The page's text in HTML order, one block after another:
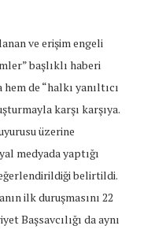
ve erişim engeli
başlıklı haberi
de “halkı yanıltıcı
karşı karşıya.
üzerine
medyada yaptığı
belirtildi.
ilk duruşmasını 22
Başsavcılığı da aynı